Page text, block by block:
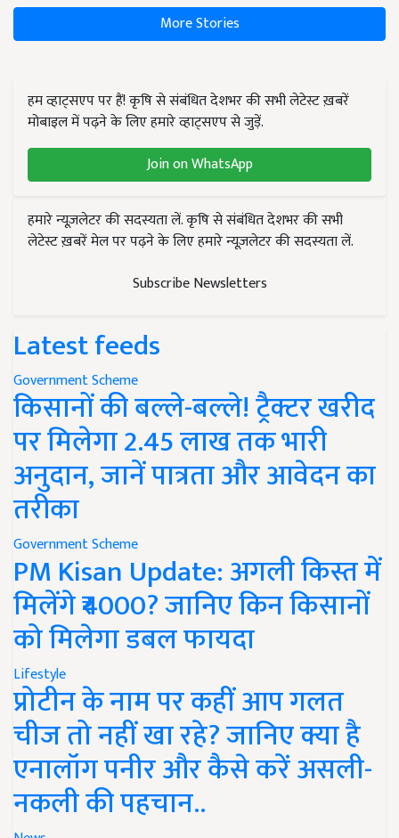
More Stories
हम व्हाट्सएप पर हैं! कृषि से संबंधित देशभर की सभी लेटेस्ट ख़बरें
मोबाइल में पढ़ने के लिए हमारे व्हाट्सएप से जुड़ें.
Join on WhatsApp
हमारे न्यूज़लेटर की सदस्यता लें. कृषि से संबंधित देशभर की सभी
लेटेस्ट ख़बरें मेल पर पढ़ने के लिए हमारे न्यूज़लेटर की सदस्यता लें.
Subscribe Newsletters
Latest feeds
Government Scheme
किसानों की बल्ले-बल्ले! ट्रैक्टर खरीद
पर मिलेगा 2.45 लाख तक भारी
अनुदान, जानें पात्रता और आवेदन का
तरीका
Government Scheme
PM Kisan Update: अगली किस्त में
मिलेंगे ₹4000? जानिए किन किसानों
को मिलेगा डबल फायदा
Lifestyle
प्रोटीन के नाम पर कहीं आप गलत
चीज तो नहीं खा रहे? जानिए क्या है
एनालॉग पनीर और कैसे करें असली-
नकली की पहचान..